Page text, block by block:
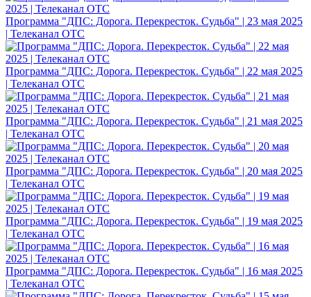
Программа "ДПС: Дорога. Перекресток. Судьба" | 23 мая 2025
| Телеканал ОТС
Программа "ДПС: Дорога. Перекресток. Судьба" | 22 мая 2025
| Телеканал ОТС
Программа "ДПС: Дорога. Перекресток. Судьба" | 21 мая 2025
| Телеканал ОТС
Программа "ДПС: Дорога. Перекресток. Судьба" | 20 мая 2025
| Телеканал ОТС
Программа "ДПС: Дорога. Перекресток. Судьба" | 19 мая 2025
| Телеканал ОТС
Программа "ДПС: Дорога. Перекресток. Судьба" | 16 мая 2025
| Телеканал ОТС